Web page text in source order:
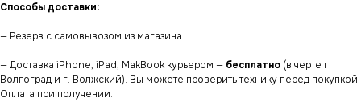
Способы доставки:
— Резерв с самовывозом из магазина.
— Доставка iPhone, iPad, MakBook курьером — бесплатно (в черте г.
Волгоград и г. Волжский). Вы можете проверить технику перед покупкой.
Оплата при получении.